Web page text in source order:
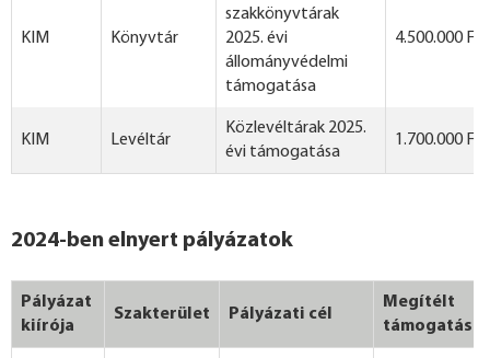
KIM Könyvtár
szakkönyvtárak
2025. évi
állományvédelmi
támogatása
4.500.000 Ft
KIM Levéltár
Közlevéltárak 2025.
évi támogatása
1.700.000 Ft
2024-ben elnyert pályázatok
Pályázat
kiírója
Szakterület Pályázati cél
Megítélt
támogatás